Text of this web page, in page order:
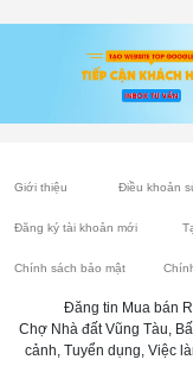
Giới thiệu Điều khoản
Đăng ký tài khoản mới
Chính sách bảo mật
Đăng tin Mua bán
Chợ Nhà đất Vũng Tàu,
cảnh, Tuyển dụng, Việc